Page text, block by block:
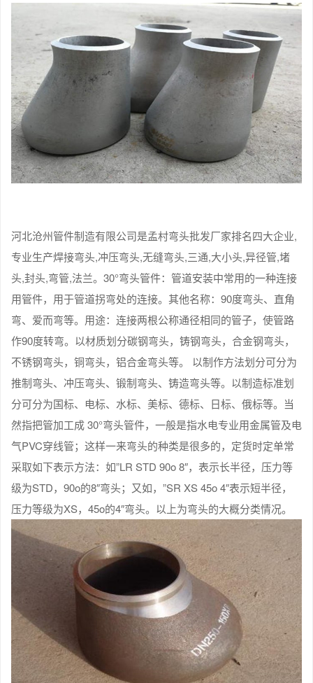
河北沧州管件制造有限公司是孟村弯头批发厂家排名四大企业,
专业生产焊接弯头,冲压弯头,无缝弯头,三通,大小头,异径管,堵
头,封头,弯管,法兰。30°弯头管件：管道安装中常用的一种连接
用管件，用于管道拐弯处的连接。其他名称：90度弯头、直角
弯、爱而弯等。用途：连接两根公称通径相同的管子，使管路
作90度转弯。以材质划分碳钢弯头，铸钢弯头，合金钢弯头，
不锈钢弯头，铜弯头，铝合金弯头等。 以制作方法划分可分为
推制弯头、冲压弯头、锻制弯头、铸造弯头等。以制造标准划
分可分为国标、电标、水标、美标、德标、日标、俄标等。当
然指把管加工成 30°弯头管件，一般是指水电专业用金属管及电
气PVC穿线管；这样一来弯头的种类是很多的，定货时定单常
采取如下表示方法：如”LR STD 90o 8″，表示长半径，压力等
级为STD，90o的8″弯头；又如，”SR XS 45o 4″表示短半径，
压力等级为XS，45o的4″弯头。以上为弯头的大概分类情况。